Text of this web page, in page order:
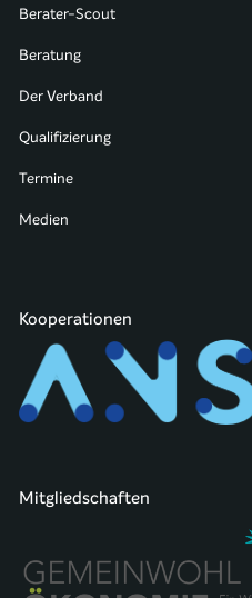
Berater-Scout
Beratung
Der Verband
Qualifizierung
Termine
Medien
Kooperationen
Mitgliedschaften